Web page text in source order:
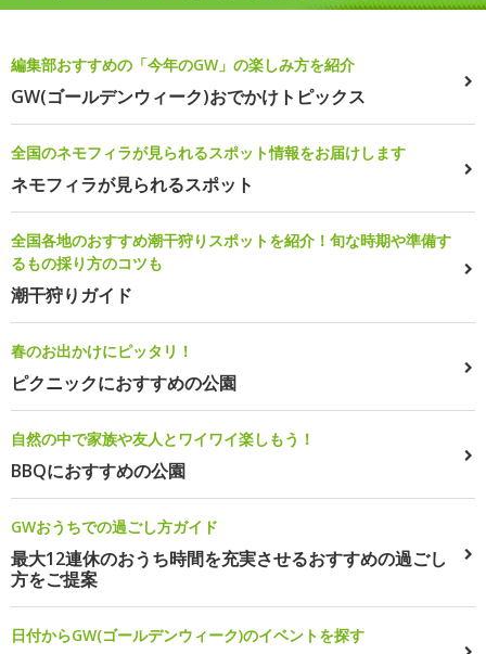
編集部おすすめの「今年のGW」の楽しみ方を紹介
GW(ゴールデンウィーク)おでかけトピックス
全国のネモフィラが見られるスポット情報をお届けします
ネモフィラが見られるスポット
全国各地のおすすめ潮干狩りスポットを紹介！旬な時期や準備す
るもの採り方のコツも
潮干狩りガイド
春のお出かけにピッタリ！
ピクニックにおすすめの公園
自然の中で家族や友人とワイワイ楽しもう！
BBQにおすすめの公園
GWおうちでの過ごし方ガイド
最大12連休のおうち時間を充実させるおすすめの過ごし
方をご提案
日付からGW(ゴールデンウィーク)のイベントを探す